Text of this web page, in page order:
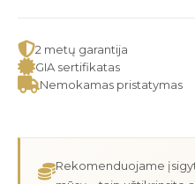
2 metų garantija
GIA sertifikatas
Nemokamas pristatymas
Rekomenduojame